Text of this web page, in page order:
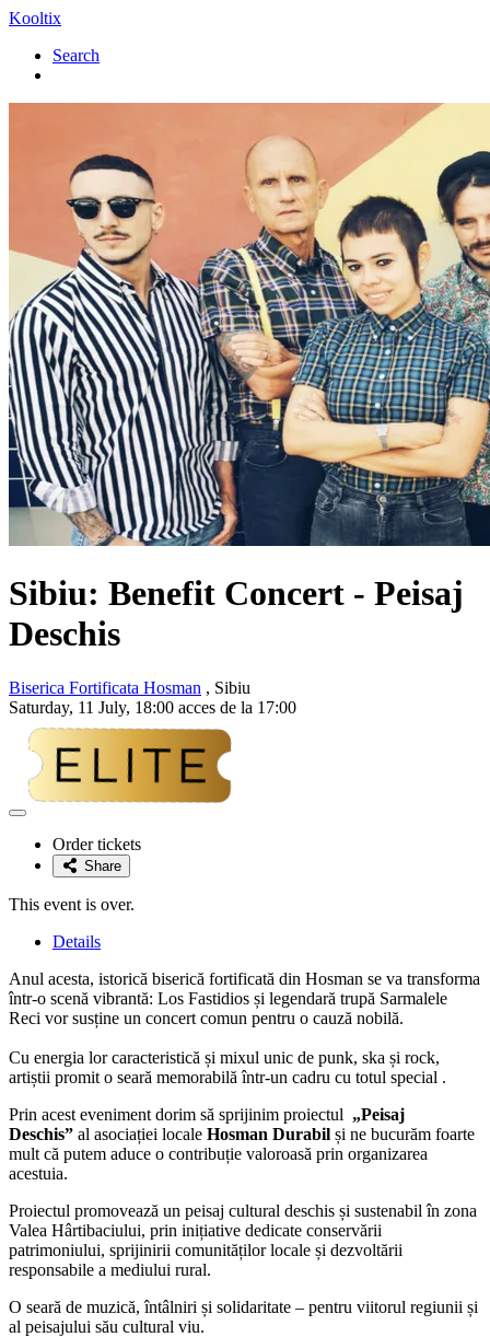
Kooltix
Search
Sibiu: Benefit Concert - Peisaj
Deschis
Biserica Fortificata Hosman , Sibiu
Saturday, 11 July, 18:00 acces de la 17:00
Adaugă
favoriteOrder tickets
Share
This event is over.
Details
Anul acesta, istorică biserică fortificată din Hosman se va transforma
într-o scenă vibrantă: Los Fastidios și legendară trupă Sarmalele
Reci vor susține un concert comun pentru o cauză nobilă.
Cu energia lor caracteristică și mixul unic de punk, ska și rock,
artiștii promit o seară memorabilă într-un cadru cu totul special .
Prin acest eveniment dorim să sprijinim proiectul „Peisaj
Deschis” al asociației locale Hosman Durabil și ne bucurăm foarte
mult că putem aduce o contribuție valoroasă prin organizarea
acestuia.
Proiectul promovează un peisaj cultural deschis și sustenabil în zona
Valea Hârtibaciului, prin inițiative dedicate conservării
patrimoniului, sprijinirii comunităților locale și dezvoltării
responsabile a mediului rural.
O seară de muzică, întâlniri și solidaritate – pentru viitorul regiunii și
al peisajului său cultural viu.